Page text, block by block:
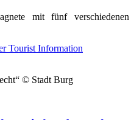
mit fünf verschiedenen
Tourist Information
© Stadt Burg